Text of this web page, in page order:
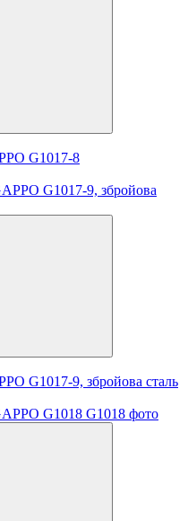
G1017-8
G1017-9, збройова сталь